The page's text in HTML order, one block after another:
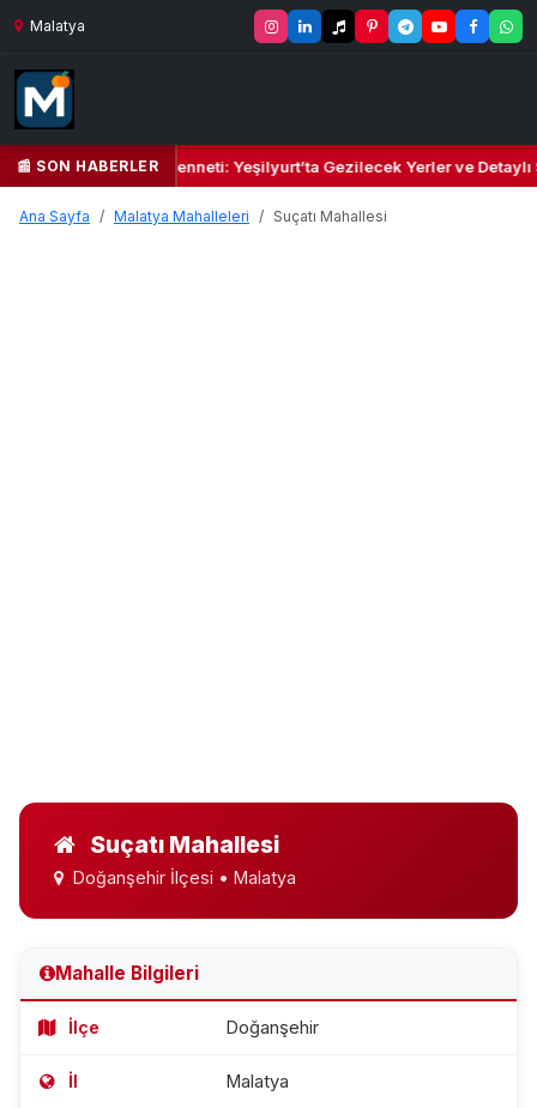
Malatya
📰 SON HABERLER
Yeşil Kalbi ve Kültür Cenneti: Yeşilyurt’ta Gezilecek Yerler ve Detaylı
Ana Sayfa Malatya Mahalleleri Suçatı Mahallesi
Suçatı Mahallesi
Doğanşehir İlçesi • Malatya
Mahalle Bilgileri
İlçe Doğanşehir
İl Malatya